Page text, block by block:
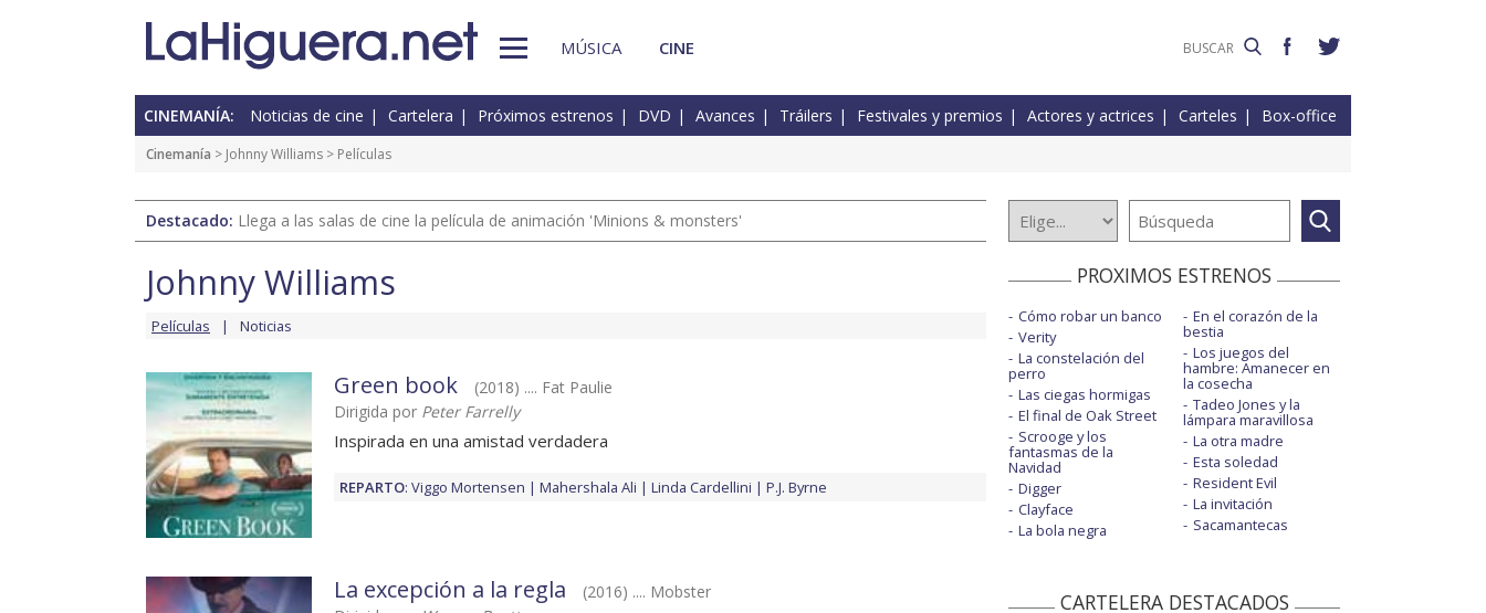
MÚSICA CINE
CINEMANÍA: Noticias de cine Cartelera Próximos estrenos DVD Avances Tráilers Festivales y premios Actores y actrices Carteles Box-office
Cinemanía > Johnny Williams > Películas
Destacado: Llega a las salas de cine la película de animación 'Minions & monsters'
Johnny Williams
Películas Noticias
Green book
(2018) .... Fat Paulie
Dirigida por Peter Farrelly
Inspirada en una amistad verdadera
REPARTO: Viggo Mortensen Mahershala Ali Linda Cardellini P.J. Byrne
La excepción a la regla
(2016) .... Mobster
PROXIMOS ESTRENOS
Cómo robar un banco
Verity
La constelación del
perro
Las ciegas hormigas
El final de Oak Street
Scrooge y los
fantasmas de la
Navidad
Digger
Clayface
La bola negra
En el corazón de la
bestia
Los juegos del
hambre: Amanecer en
la cosecha
Tadeo Jones y la
lámpara maravillosa
La otra madre
Esta soledad
Resident Evil
La invitación
Sacamantecas
CARTELERA DESTACADOS